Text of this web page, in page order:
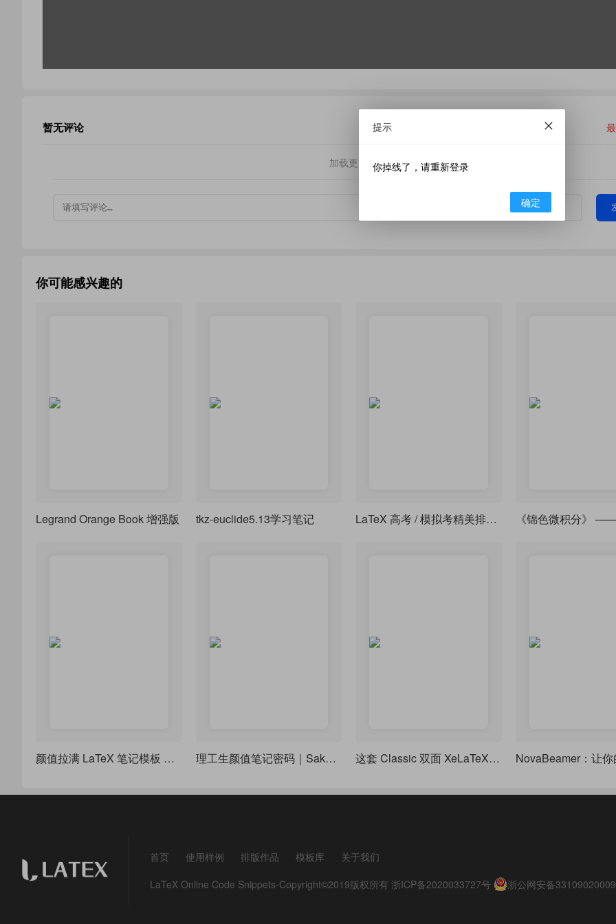
暂无评论
加载更多
你可能感兴趣的
Legrand Orange Book 增强版 tkz-euclide5.13学习笔记 LaTeX 高考 / 模拟考精美排版模板
颜值拉满 LaTeX 笔记模板 modernclassnotes，7 种主题随心切换 理工生颜值笔记密码｜Sakura Notes 双模式 LaTeX 模板 这套 Classic 双面 XeLaTeX 模板，排版出的论文像艺术品一样优雅
首页 使用样例 排版作品 模板库
关于我们
LaTeX Online Code Snippets-Copyright©2019版权所有 浙ICP备2020033727号 浙公网安备
提示
你掉线了，请重新登录
确定